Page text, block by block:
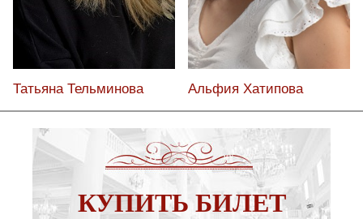
Татьяна Тельминова Альфия Хатипова
КУПИТЬ БИЛЕТ